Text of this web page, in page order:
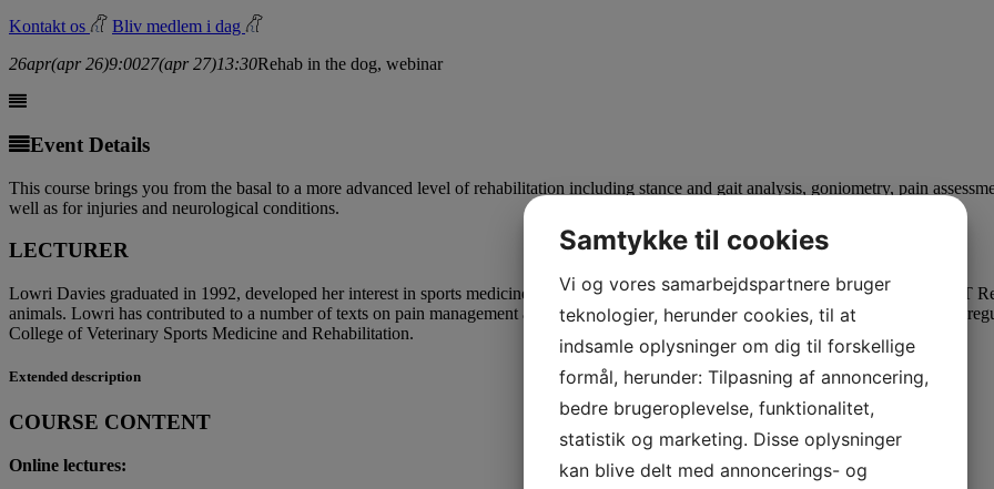
Kontakt os
Bliv medlem i dag
26apr(apr 26)9:0027(apr 27)13:30Rehab in the dog, webinar
Event Details
This course brings you from the basal to a more advanced level of rehabilitation including stance and gait analysis, goniometry, pain
well as for injuries and neurological conditions.
LECTURER
Lowri Davies graduated in 1992, developed her interest in sports medicine and rehabilitation until 2004 when she established the SMART
animals. Lowri has contributed to a number of texts on pain management and rehabilitation, authoured “Care of the Canine Athlete”, and
College of Veterinary Sports Medicine and Rehabilitation.
Extended description
COURSE CONTENT
Online lectures:
Samtykke til cookies
Vi og vores samarbejdspartnere bruger
teknologier, herunder cookies, til at
indsamle oplysninger om dig til forskellige
formål, herunder: Tilpasning af annoncering,
bedre brugeroplevelse, funktionalitet,
statistik og marketing. Disse oplysninger
kan blive delt med annoncerings- og